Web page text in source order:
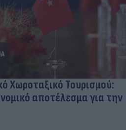
Χωροταξικό Τουρισμού:
αποτέλεσμα για την